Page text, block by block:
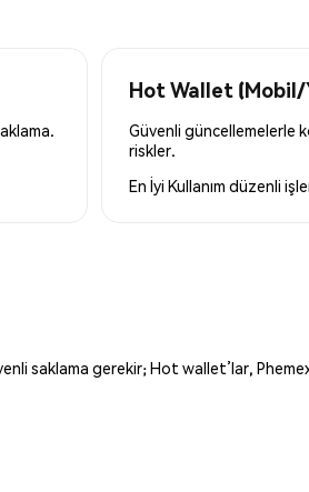
Hot Wallet (Mobil/
Güvenli güncellemelerle
riskler.
En İyi Kullanım düzenli
saklama gerekir; Hot wallet’lar,